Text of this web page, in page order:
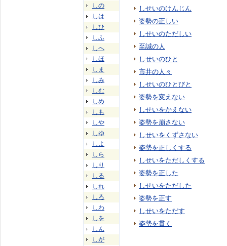
しの
しは
しひ
しふ
しへ
しほ
しま
しみ
しむ
しめ
しも
しや
しゆ
しよ
しら
しり
しる
しれ
しろ
しわ
しを
しん
しが
しせいのけんじん
姿勢の正しい
しせいのただしい
至誠の人
しせいのひと
市井の人々
しせいのひとびと
姿勢を変えない
しせいをかえない
姿勢を崩さない
しせいをくずさない
姿勢を正しくする
しせいをただしくする
姿勢を正した
しせいをただした
姿勢を正す
しせいをただす
姿勢を貫く